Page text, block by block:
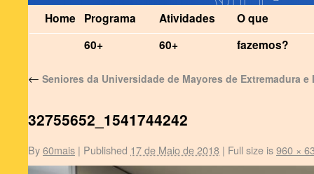
Home Programa
60+
Atividades
60+
O que
fazemos?
← Seniores da Universidade de Mayores de Extremadura
32755652_1541744242
By60mais | Published 17 de Maio de 2018 | Full size is960 ×